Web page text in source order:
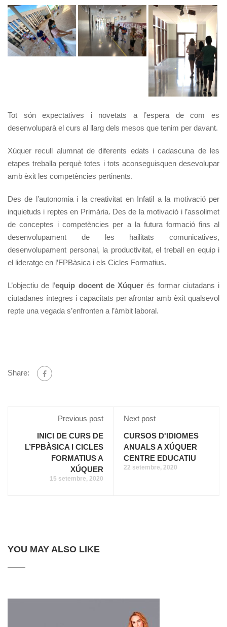
Tot són expectatives i novetats a l’espera de com es
desenvoluparà el curs al llarg dels mesos que tenim per davant.
Xúquer recull alumnat de diferents edats i cadascuna de les
etapes treballa perquè totes i tots aconseguisquen desevolupar
amb èxit les competències pertinents.
Des de l’autonomia i la creativitat en Infatil a la motivació per
inquietuds i reptes en Primària. Des de la motivació i l’assolimet
de conceptes i competències per a la futura formació fins al
desenvolupament de les hailitats comunicatives,
desenvolupament personal, la productivitat, el treball en equip i
el lideratge en l’FPBàsica i els Cicles Formatius.
L’objectiu de l’equip docent de Xúquer és formar ciutadans i
ciutadanes íntegres i capacitats per afrontar amb èxit qualsevol
repte una vegada s’enfronten a l’àmbit laboral.
Share:
Previous post
INICI DE CURS DE
L’FPBÀSICA I CICLES
FORMATIUS A
XÚQUER
15 setembre, 2020
Next post
CURSOS D'IDIOMES
ANUALS A XÚQUER
CENTRE EDUCATIU
22 setembre, 2020
YOU MAY ALSO LIKE